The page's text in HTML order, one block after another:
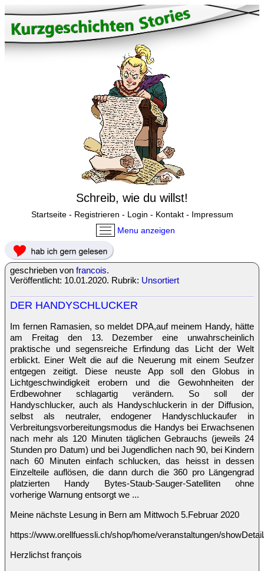
Schreib, wie du willst!
Startseite- Registrieren - Login - Kontakt- Impressum
Menu anzeigen
geschrieben von francois.
Veröffentlicht: 10.01.2020. Rubrik: Unsortiert
DER HANDYSCHLUCKER
Im fernen Ramasien, so meldet DPA,auf meinem Handy, hätte
am Freitag den 13. Dezember eine unwahrscheinlich
praktische und segensreiche Erfindung das Licht der Welt
erblickt. Einer Welt die auf die Neuerung mit einem Seufzer
entgegen zeitigt. Diese neuste App soll den Globus in
Lichtgeschwindigkeit erobern und die Gewohnheiten der
Erdbewohner schlagartig verändern. So soll der
Handyschlucker, auch als Handyschluckerin in der Diffusion,
selbst als neutraler, endogener Handyschluckaufer in
Verbreitungsvorbereitungsmodus die Handys bei Erwachsenen
nach mehr als 120 Minuten täglichen Gebrauchs (jeweils 24
Stunden pro Datum) und bei Jugendlichen nach 90, bei Kindern
nach 60 Minuten einfach schlucken, das heisst in dessen
Einzelteile auflösen, die dann durch die 360 pro Längengrad
platzierten Handy Bytes-Staub-Sauger-Satelliten ohne
vorherige Warnung entsorgt we ...
Meine nächste Lesung in Bern am Mittwoch 5.Februar 2020
https://www.orellfuessli.ch/shop/home/veranstaltungen/
Herzlichst françois